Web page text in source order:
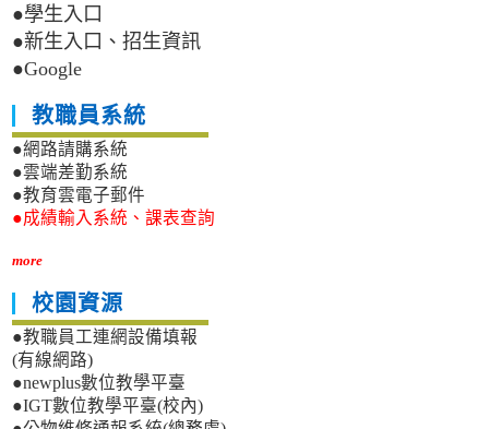
●學生入口
●新生入口、招生資訊
●Google
教職員系統
●網路請購系統
●雲端差勤系統
●教育雲電子郵件
●成績輸入系統、課表查詢
more
校園資源
●教職員工連網設備填報
(有線網路)
●newplus數位教學平臺
●IGT數位教學平臺(校內)